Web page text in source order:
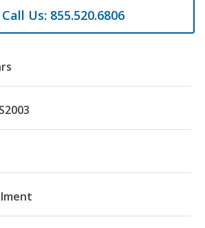
Call Us: 855.520.6806